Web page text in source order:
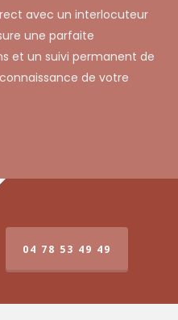
avec un interlocuteur
une parfaite
et un suivi permanent de
de votre
04 78 53 49 49